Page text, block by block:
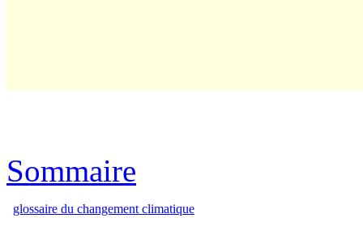
Sommaire
glossaire du changement climatique